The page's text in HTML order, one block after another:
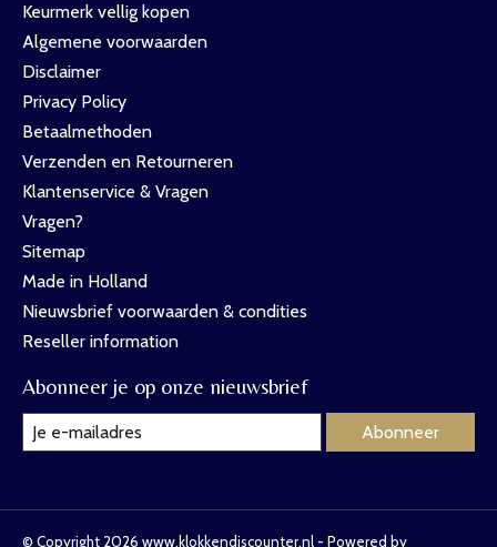
Keurmerk vellig kopen
Algemene voorwaarden
Disclaimer
Privacy Policy
Betaalmethoden
Verzenden en Retourneren
Klantenservice & Vragen
Vragen?
Sitemap
Made in Holland
Nieuwsbrief voorwaarden & condities
Reseller information
Abonneer je op onze nieuwsbrief
Abonneer
© Copyright 2026 www.klokkendiscounter.nl - Powered by